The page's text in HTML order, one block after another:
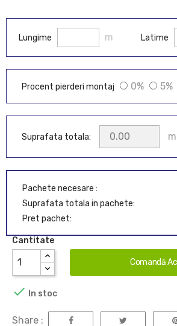
Lungime m Latime
Procent pierderi montaj 0% 5%
Suprafata totala:
Pachete necesare :
Suprafata totala in pachete:
Pret pachet:
Cantitate
Comandă
 In stoc
Share :